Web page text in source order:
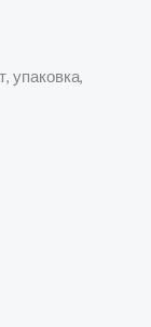
упаковка,